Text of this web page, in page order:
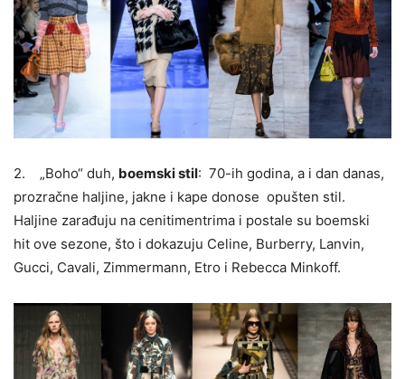
2. „Boho“ duh, boemski stil: 70-ih godina, a i dan danas,
prozračne haljine, jakne i kape donose opušten stil.
Haljine zarađuju na cenitimentrima i postale su boemski
hit ove sezone, što i dokazuju Celine, Burberry, Lanvin,
Gucci, Cavali, Zimmermann, Etro i Rebecca Minkoff.